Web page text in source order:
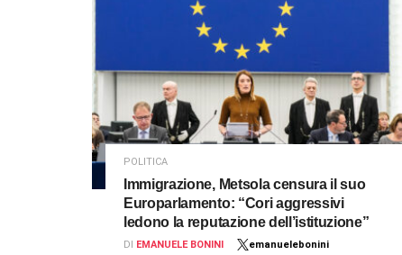
POLITICA
Immigrazione, Metsola censura il suo
Europarlamento: “Cori aggressivi
ledono la reputazione dell’istituzione”
DI EMANUELE BONINI
emanuelebonini